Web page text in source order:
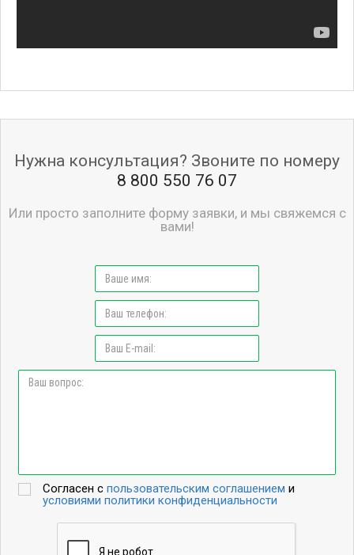
Нужна консультация? Звоните по номеру
8 800 550 76 07
Или просто заполните форму заявки, и мы свяжемся с
вами!
Согласен спользовательским соглашением и
условиями политики конфиденциальности